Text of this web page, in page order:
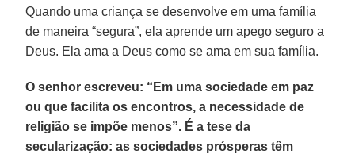
Quando uma criança se desenvolve em uma família
de maneira “segura”, ela aprende um apego seguro a
Deus. Ela ama a Deus como se ama em sua família.
O senhor escreveu: “Em uma sociedade em paz
ou que facilita os encontros, a necessidade de
religião se impõe menos”. É a tese da
secularização: as sociedades prósperas têm